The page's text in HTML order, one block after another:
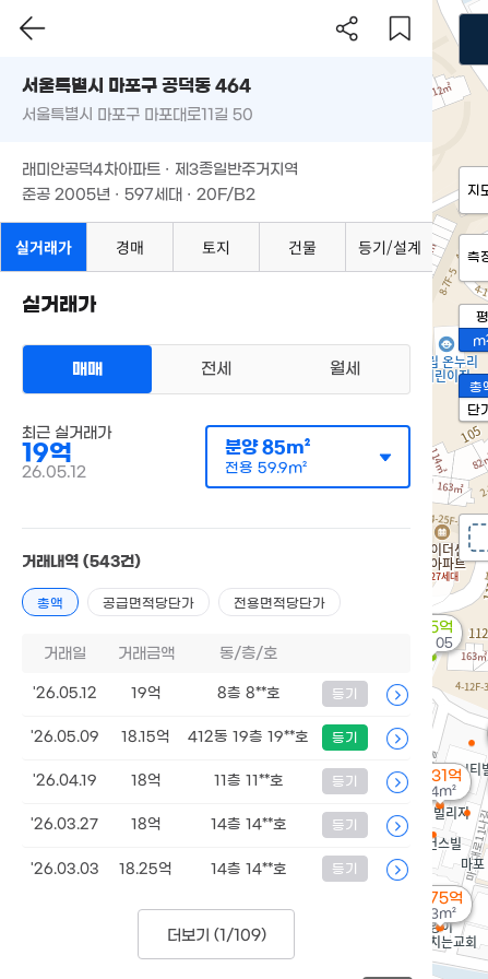
4.31억
64m²
12.5억
'23. 05
3.75억
93m²
지
측
평
m
총
단
서울특별시 마포구 공덕동 464
서울특별시 마포구 마포대로11길 50
래미안공덕4차아파트 · 제3종일반주거지역
준공 2005년 · 597세대 · 20F/B2
실거래가 경매 토지 건물 등기/설계
실거래가
매매 전세 월세
최근 실거래가
19억
26.05.12
분양85m²
전용 59.9m²
거래내역 (543건)
총액 공급면적당단가 전용면적당단가
거래일 거래금액 동/층/호
'26.05.12 19억 8층 8**호 등기
'26.05.09 18.15억 412동 19층 19**호 등기
'26.04.19 18억 11층 11**호 등기
'26.03.27 18억 14층 14**호 등기
'26.03.03 18.25억 14층 14**호 등기
더보기 (1/109)